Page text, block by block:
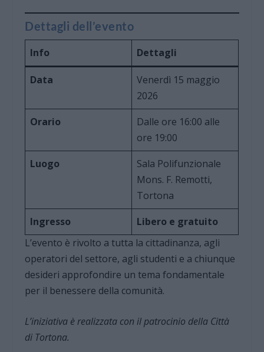
Dettagli dell’evento
Info Dettagli
Data
Venerdì 15 maggio
2026
Orario
Dalle ore 16:00 alle
ore 19:00
Luogo
Sala Polifunzionale
Mons. F. Remotti,
Tortona
Ingresso
Libero e gratuito
L’evento è rivolto a tutta la cittadinanza, agli
operatori del settore, agli studenti e a chiunque
desideri approfondire un tema fondamentale
per il benessere della comunità.
L’iniziativa è realizzata con il patrocinio della Città
di Tortona.